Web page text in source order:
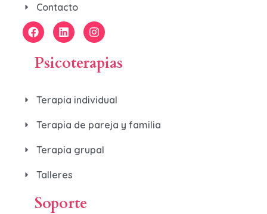
Contacto
Psicoterapias
Terapia individual
Terapia de pareja y familia
Terapia grupal
Talleres
Soporte